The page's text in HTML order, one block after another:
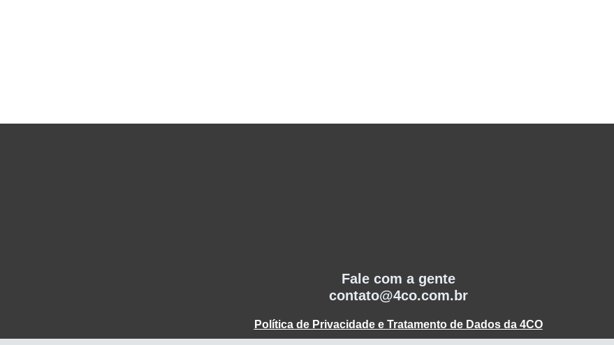
Fale com a gente
contato@4co.com.br
Política de Privacidade e Tratamento de Dados da 4CO